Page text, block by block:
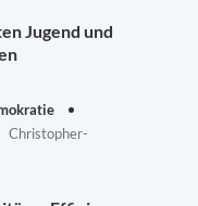
Jugend und
Christopher-